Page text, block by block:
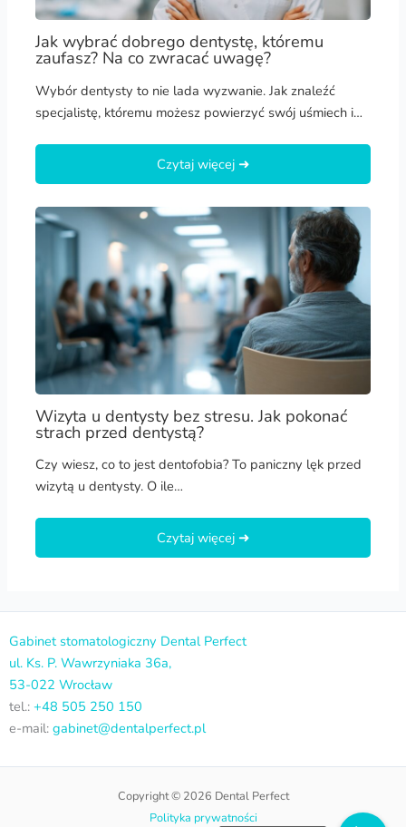
Jak wybrać dobrego dentystę, któremu
zaufasz? Na co zwracać uwagę?
Wybór dentysty to nie lada wyzwanie. Jak znaleźć
specjalistę, któremu możesz powierzyć swój uśmiech i…
Czytaj więcej ➜
Wizyta u dentysty bez stresu. Jak pokonać
strach przed dentystą?
Czy wiesz, co to jest dentofobia? To paniczny lęk przed
wizytą u dentysty. O ile…
Czytaj więcej ➜
Gabinet stomatologiczny Dental Perfect
ul. Ks. P. Wawrzyniaka 36a,
53-022 Wrocław
tel.: +48 505 250 150
e-mail: gabinet@dentalperfect.pl
Copyright © 2026 Dental Perfect
Polityka prywatności